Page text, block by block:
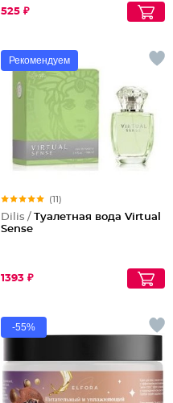
525 ₽
Рекомендуем
(11)
Dilis / Туалетная вода Virtual
Sense
1393 ₽
-55%